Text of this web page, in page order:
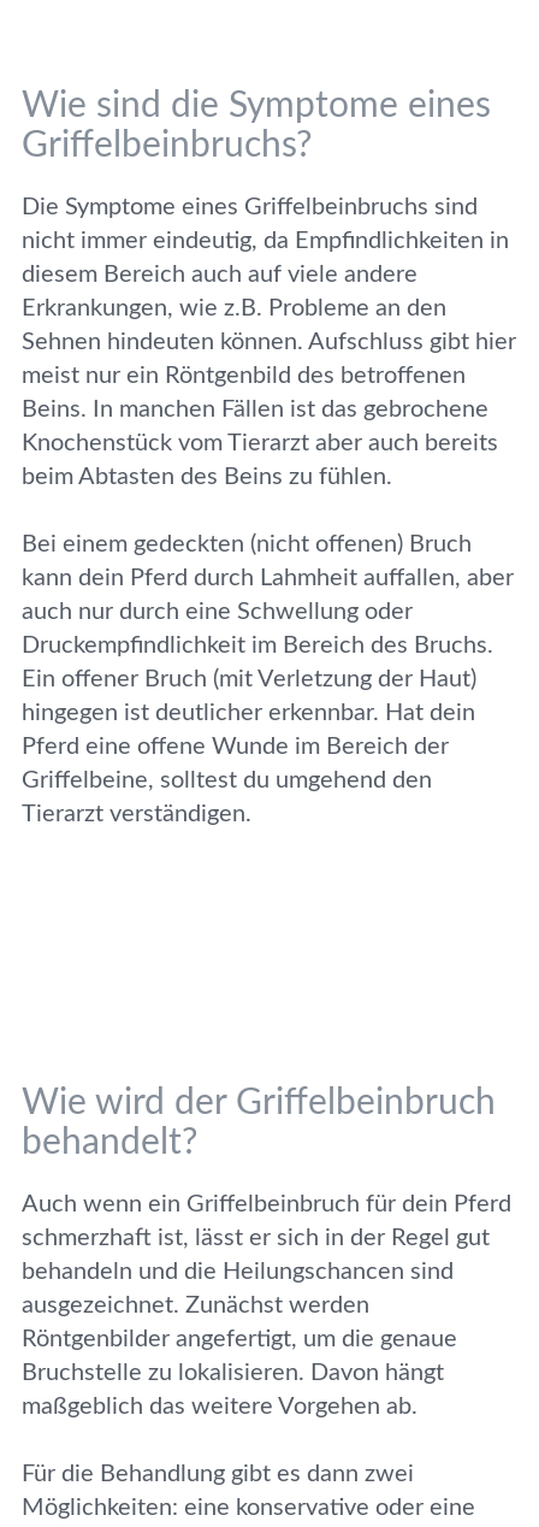
Wie sind die Symptome eines
Griffelbeinbruchs?
Die Symptome eines Griffelbeinbruchs sind
nicht immer eindeutig, da Empfindlichkeiten in
diesem Bereich auch auf viele andere
Erkrankungen, wie z.B. Probleme an den
Sehnen hindeuten können. Aufschluss gibt hier
meist nur ein Röntgenbild des betroffenen
Beins. In manchen Fällen ist das gebrochene
Knochenstück vom Tierarzt aber auch bereits
beim Abtasten des Beins zu fühlen.
Bei einem gedeckten (nicht offenen) Bruch
kann dein Pferd durch Lahmheit auffallen, aber
auch nur durch eine Schwellung oder
Druckempfindlichkeit im Bereich des Bruchs.
Ein offener Bruch (mit Verletzung der Haut)
hingegen ist deutlicher erkennbar. Hat dein
Pferd eine offene Wunde im Bereich der
Griffelbeine, solltest du umgehend den
Tierarzt verständigen.
Wie wird der Griffelbeinbruch
behandelt?
Auch wenn ein Griffelbeinbruch für dein Pferd
schmerzhaft ist, lässt er sich in der Regel gut
behandeln und die Heilungschancen sind
ausgezeichnet. Zunächst werden
Röntgenbilder angefertigt, um die genaue
Bruchstelle zu lokalisieren. Davon hängt
maßgeblich das weitere Vorgehen ab.
Für die Behandlung gibt es dann zwei
Möglichkeiten: eine konservative oder eine